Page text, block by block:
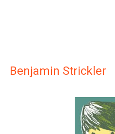
Benjamin Strickler